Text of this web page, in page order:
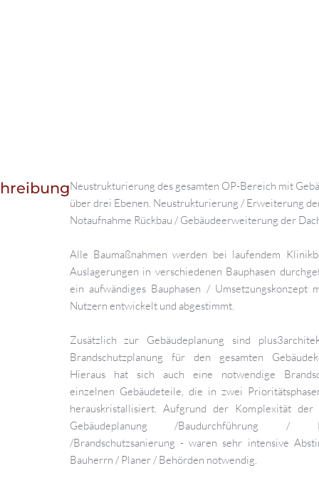
Neustrukturierung des gesamten OP-Bereich mit
über drei Ebenen. Neustrukturierung / Erweiterung
Notaufnahme Rückbau / Gebäudeerweiterung der
Alle Baumaßnahmen werden bei laufendem
Auslagerungen in verschiedenen Bauphasen
ein aufwändiges Bauphasen /
Nutzern entwickelt und abgestimmt.
Zusätzlich zur Gebäudeplanung sind
Brandschutzplanung für den gesamten
Hieraus hat sich auch eine notwendige
einzelnen Gebäudeteile, die in zwei
herauskristallisiert. Aufgrund der Komplexität der
Gebäudeplanung /Baudurchführung /
/Brandschutzsanierung - waren sehr intensive
Bauherrn / Planer / Behörden notwendig.